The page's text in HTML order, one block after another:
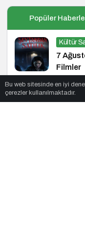
Popüler
Kültür
7
Filmler
Siyaset
Bu web sitesinde en iyi
çerezler kullanılmaktadır.